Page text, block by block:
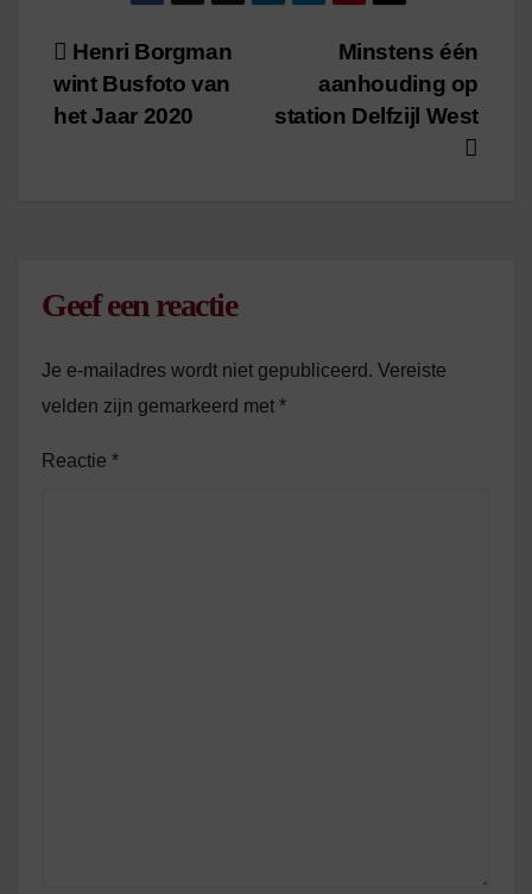
Bericht
navigatie
Minstens één
aanhouding op
station Delfzijl West
Henri Borgman
wint Busfoto van
het Jaar 2020
Geef een reactie
Je e-mailadres wordt niet gepubliceerd. Vereiste
velden zijn gemarkeerd met *
Reactie *